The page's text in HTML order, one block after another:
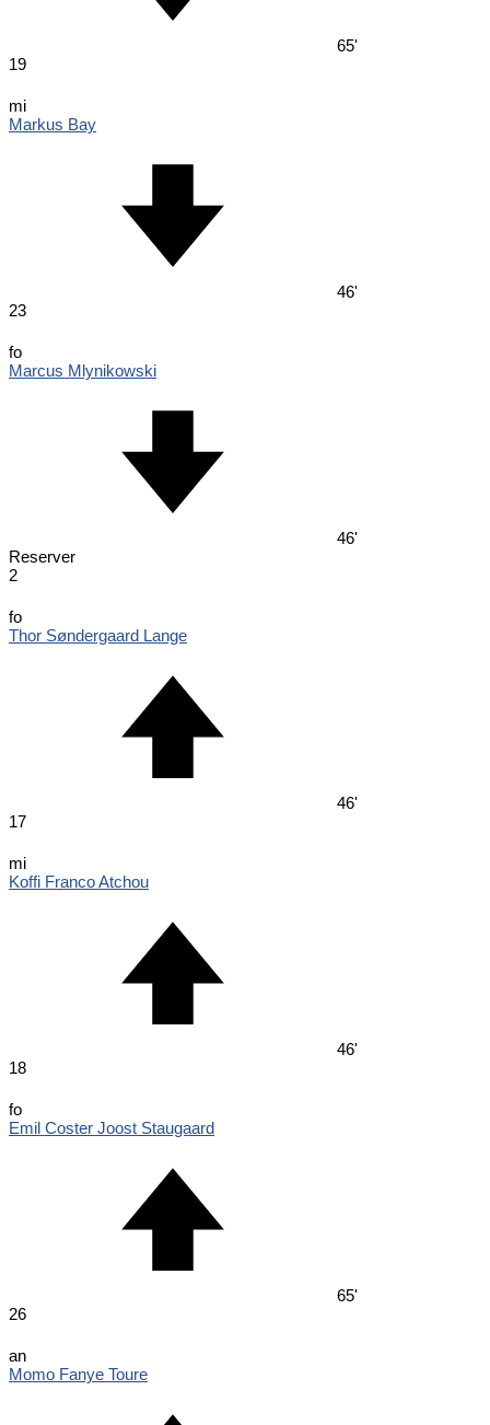
65'
19
mi
Markus Bay
46'
23
fo
Marcus Mlynikowski
46'
Reserver
2
fo
Thor Søndergaard Lange
46'
17
mi
Koffi Franco Atchou
46'
18
fo
Emil Coster Joost Staugaard
65'
26
an
Momo Fanye Toure